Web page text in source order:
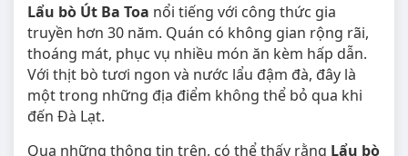
Lẩu bò Út Ba Toa nổi tiếng với công thức gia
truyền hơn 30 năm. Quán có không gian rộng rãi,
thoáng mát, phục vụ nhiều món ăn kèm hấp dẫn.
Với thịt bò tươi ngon và nước lẩu đậm đà, đây là
một trong những địa điểm không thể bỏ qua khi
đến Đà Lạt.
Qua những thông tin trên, có thể thấy rằng Lẩu bò